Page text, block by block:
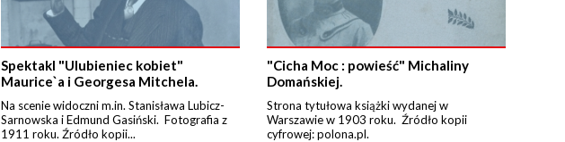
Spektakl "Ulubieniec kobiet"
Maurice`a i Georgesa Mitchela.
Na scenie widoczni m.in. Stanisława Lubicz-
Sarnowska i Edmund Gasiński. Fotografia z
1911 roku. Źródło kopii...
"Cicha Moc : powieść" Michaliny
Domańskiej.
Strona tytułowa książki wydanej w
Warszawie w 1903 roku. Źródło kopii
cyfrowej: polona.pl.